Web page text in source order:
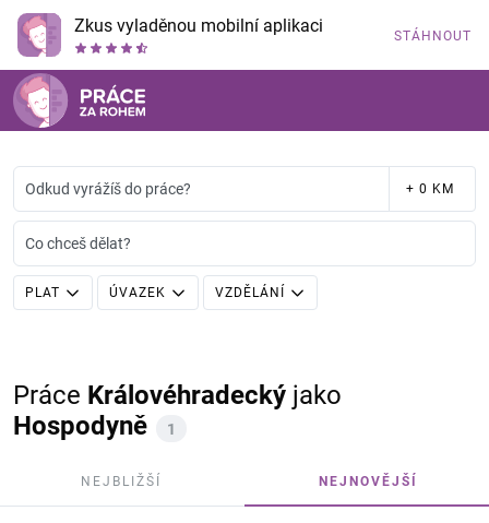
Zkus vyladěnou mobilní aplikaci STÁHNOUT
Odkud vyrážíš do práce? + 0 KM
Co chceš dělat?
PLAT ÚVAZEK VZDĚLÁNÍ
Práce Královéhradecký jako
Hospodyně
1
NEJBLIŽŠÍ NEJNOVĚJŠÍ